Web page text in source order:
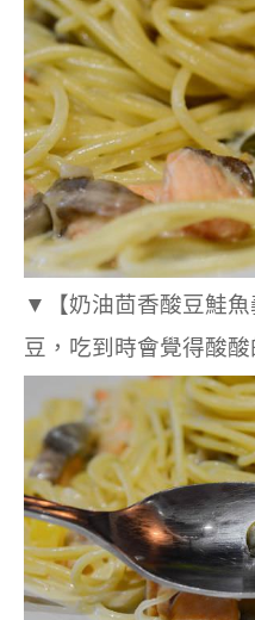
▼ 【奶油茴香酸豆鮭
豆，吃到時會覺得酸酸